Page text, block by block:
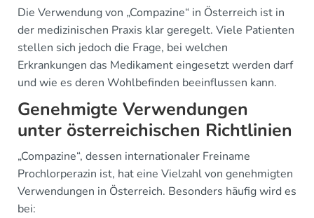
Die Verwendung von „Compazine“ in Österreich ist in
der medizinischen Praxis klar geregelt. Viele Patienten
stellen sich jedoch die Frage, bei welchen
Erkrankungen das Medikament eingesetzt werden darf
und wie es deren Wohlbefinden beeinflussen kann.
Genehmigte Verwendungen
unter österreichischen Richtlinien
„Compazine“, dessen internationaler Freiname
Prochlorperazin ist, hat eine Vielzahl von genehmigten
Verwendungen in Österreich. Besonders häufig wird es
bei: